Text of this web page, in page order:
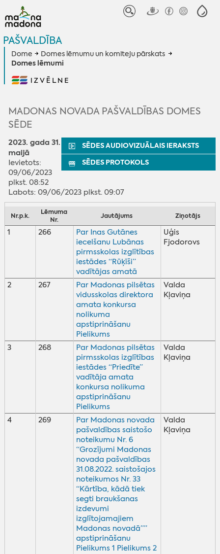
PAŠVALDĪBA
Dome Domes lēmumu un komiteju pārskats
Domes lēmumi
IZVĒLNE
MADONAS NOVADA PAŠVALDĪBAS DOMES
SĒDE
SĒDES AUDIOVIZUĀLAIS IERAKSTS
SĒDES PROTOKOLS
2023. gada 31.
maijā
Ievietots:
09/06/2023
plkst. 08:52
Labots: 09/06/2023 plkst. 09:07
Nr.p.k.
Lēmuma
Nr.
Jautājums Ziņotājs
1 266
Par Inas Gutānes
iecelšanu Lubānas
pirmsskolas izglītības
iestādes “Rūķīši”
vadītājas amatā
Uģis
Fjodorovs
2 267
Par Madonas pilsētas
vidusskolas direktora
amata konkursa
nolikuma
apstiprināšanu
Pielikums
Valda
Kļaviņa
3 268
Par Madonas pilsētas
pirmsskolas izglītības
iestādes “Priedīte”
vadītāja amata
konkursa nolikuma
apstiprināšanu
Pielikums
Valda
Kļaviņa
4 269
Par Madonas novada
pašvaldības saistošo
noteikumu Nr. 6
“Grozījumi Madonas
novada pašvaldības
31.08.2022. saistošajos
noteikumos Nr. 33
“Kārtība, kādā tiek
segti braukšanas
izdevumi
izglītojamajiem
Madonas novadā””
apstiprināšanu
Pielikums 1 Pielikums 2
Valda
Kļaviņa